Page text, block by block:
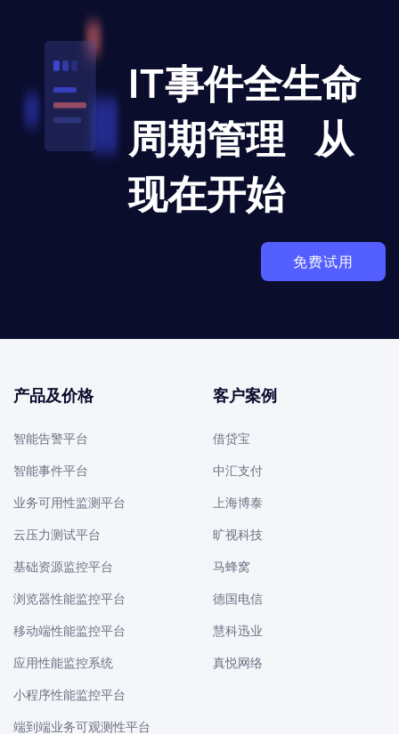
IT事件全生命
周期管理 从
现在开始
免费试用
产品及价格
智能告警平台
智能事件平台
业务可用性监测平台
云压力测试平台
基础资源监控平台
浏览器性能监控平台
移动端性能监控平台
应用性能监控系统
小程序性能监控平台
端到端业务可观测性平台
客户案例
借贷宝
中汇支付
上海博泰
旷视科技
马蜂窝
德国电信
慧科迅业
真悦网络